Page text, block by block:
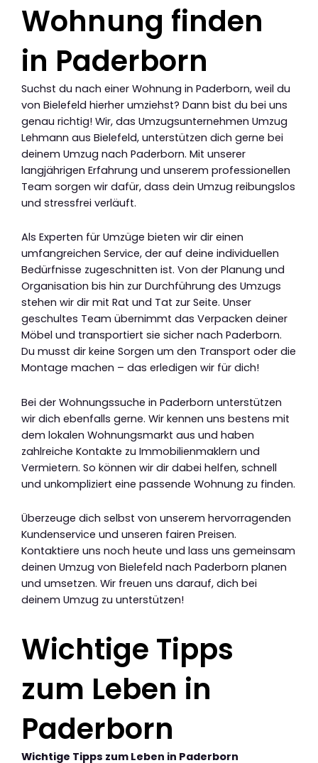
Wohnung finden
in Paderborn
Suchst du nach einer Wohnung in Paderborn, weil du
von Bielefeld hierher umziehst? Dann bist du bei uns
genau richtig! Wir, das Umzugsunternehmen Umzug
Lehmann aus Bielefeld, unterstützen dich gerne bei
deinem Umzug nach Paderborn. Mit unserer
langjährigen Erfahrung und unserem professionellen
Team sorgen wir dafür, dass dein Umzug reibungslos
und stressfrei verläuft.
Als Experten für Umzüge bieten wir dir einen
umfangreichen Service, der auf deine individuellen
Bedürfnisse zugeschnitten ist. Von der Planung und
Organisation bis hin zur Durchführung des Umzugs
stehen wir dir mit Rat und Tat zur Seite. Unser
geschultes Team übernimmt das Verpacken deiner
Möbel und transportiert sie sicher nach Paderborn.
Du musst dir keine Sorgen um den Transport oder die
Montage machen – das erledigen wir für dich!
Bei der Wohnungssuche in Paderborn unterstützen
wir dich ebenfalls gerne. Wir kennen uns bestens mit
dem lokalen Wohnungsmarkt aus und haben
zahlreiche Kontakte zu Immobilienmaklern und
Vermietern. So können wir dir dabei helfen, schnell
und unkompliziert eine passende Wohnung zu finden.
Überzeuge dich selbst von unserem hervorragenden
Kundenservice und unseren fairen Preisen.
Kontaktiere uns noch heute und lass uns gemeinsam
deinen Umzug von Bielefeld nach Paderborn planen
und umsetzen. Wir freuen uns darauf, dich bei
deinem Umzug zu unterstützen!
Wichtige Tipps
zum Leben in
Paderborn
Wichtige Tipps zum Leben in Paderborn